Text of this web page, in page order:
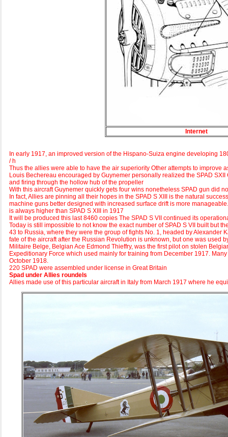
Internet
In early 1917, an improved version of the Hispano-Suiza engine developing
/ h
Thus the allies were able to have the air superiority Other attempts to
Louis Bechereau encouraged by Guynemer personally realized the SPAD
and firing through the hollow hub of the propeller
With this aircraft Guynemer quickly gets four wins nonetheless SPAD gun did
In fact, Allies are pinning all their hopes in the SPAD S XIII is the natural
machine guns better designed with increased surface drift is more
is always higher than SPAD S XIII in 1917
It will be produced this last 8460 copies The SPAD S VII continued its
Today is still impossible to not know the exact number of SPAD S VII built but
43 to Russia, where they were the group of fights No. 1, headed by Alexander
fate of the aircraft after the Russian Revolution is unknown, but one was used
Militaire Belge, Belgian Ace Edmond Thieffry, was the first pilot on stolen
Expeditionary Force which used mainly for training from December 1917.
October 1918.
220 SPAD were assembled under license in Great Britain
Spad under Allies roundels
Allies made use of this particular aircraft in Italy from March 1917 where he